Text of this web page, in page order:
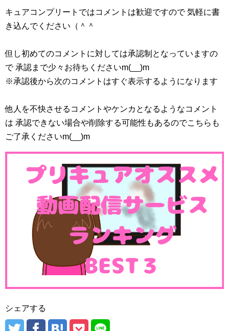
キュアコンプリートではコメントは歓迎ですので 気軽に書
き込んでください（＾＾
但し初めてのコメントに対しては承認制となっていますの
で 承認まで少々お待ちくださいm(__)m
※承認後から次のコメントはすぐ表示するようになります
他人を不快させるコメントやケンカとなるようなコメント
は 承認できない場合や削除する可能性もあるのでこちらも
ご了承くださいm(__)m
シェアする